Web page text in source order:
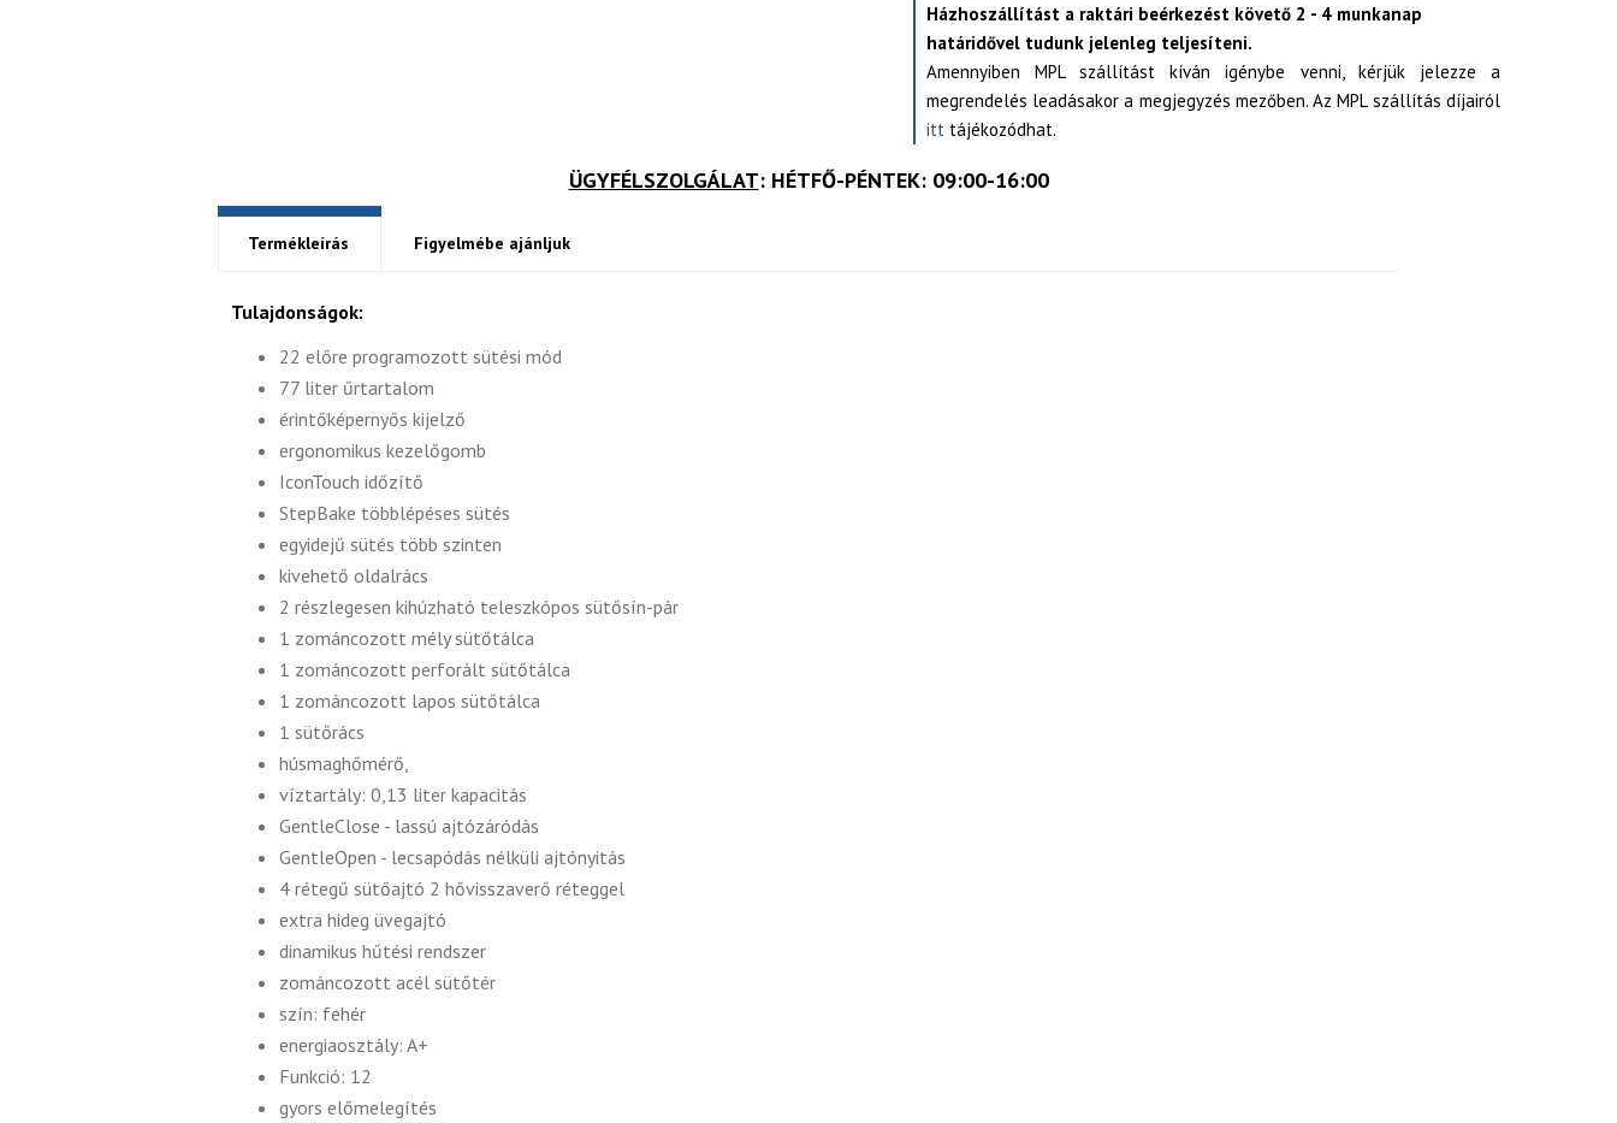
Házhoszállítást a raktári beérkezést követő 2 - 4 munkanap
határidővel tudunk jelenleg teljesíteni.
Amennyiben MPL szállítást kíván igénybe venni, kérjük jelezze a
megrendelés leadásakor a megjegyzés mezőben. Az MPL szállítás díjairól
itt tájékozódhat.
ÜGYFÉLSZOLGÁLAT: HÉTFŐ-PÉNTEK: 09:00-16:00
Termékleírás Figyelmébe ajánljuk
Tulajdonságok:
22 előre programozott sütési mód
77 liter űrtartalom
érintőképernyős kijelző
ergonomikus kezelőgomb
IconTouch időzítő
StepBake többlépéses sütés
egyidejű sütés több szinten
kivehető oldalrács
2 részlegesen kihúzható teleszkópos sütősín-pár
1 zománcozott mély sütőtálca
1 zománcozott perforált sütőtálca
1 zománcozott lapos sütőtálca
1 sütőrács
húsmaghőmérő,
víztartály: 0,13 liter kapacitás
GentleClose - lassú ajtózáródás
GentleOpen - lecsapódás nélküli ajtónyitás
4 rétegű sütőajtó 2 hővisszaverő réteggel
extra hideg üvegajtó
dinamikus hűtési rendszer
zománcozott acél sütőtér
szín: fehér
energiaosztály: A+
Funkció: 12
gyors előmelegítés